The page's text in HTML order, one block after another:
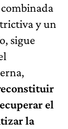
y un
sigue
el
la